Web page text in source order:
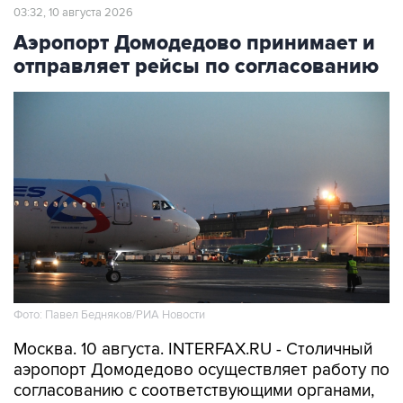
03:32, 10 августа 2026
Аэропорт Домодедово принимает и
отправляет рейсы по согласованию
Фото: Павел Бедняков/РИА Новости
Москва. 10 августа. INTERFAX.RU - Столичный
аэропорт Домодедово осуществляет работу по
согласованию с соответствующими органами,